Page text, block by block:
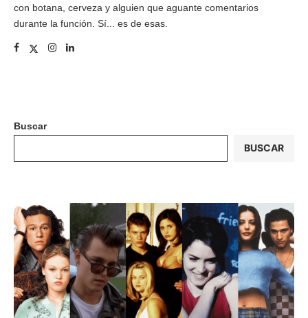
con botana, cerveza y alguien que aguante comentarios
durante la función. Sí... es de esas.
Buscar
BUSCAR